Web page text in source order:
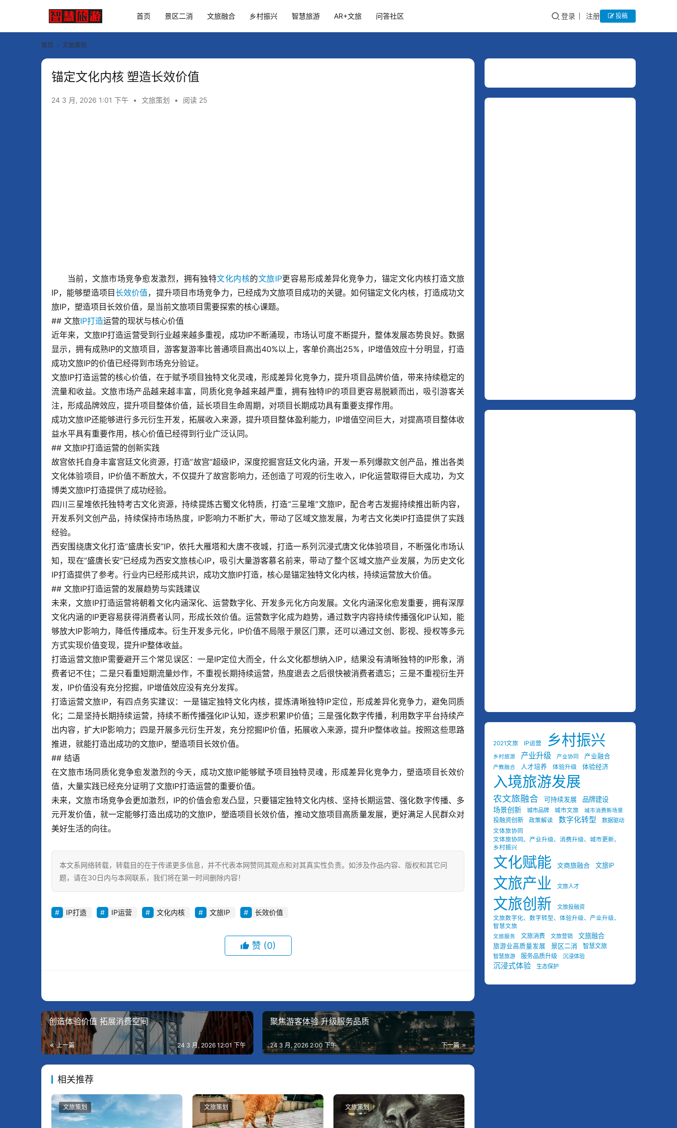
首页 景区二消 文旅融合 乡村振兴 智慧旅游 AR+文旅 问答社区 登录 注册 投稿
首页 文旅策划
锚定文化内核 塑造长效价值
24 3 月, 2026 1:01 下午 • 文旅策划 • 阅读 25
当前，文旅市场竞争愈发激烈，拥有独特文化内核的文旅IP更容易形成差异化竞争力，锚定文化内核打造文旅
IP，能够塑造项目长效价值，提升项目市场竞争力，已经成为文旅项目成功的关键。如何锚定文化内核，打造成功文
旅IP，塑造项目长效价值，是当前文旅项目需要探索的核心课题。
## 文旅IP打造运营的现状与核心价值
近年来，文旅IP打造运营受到行业越来越多重视，成功IP不断涌现，市场认可度不断提升，整体发展态势良好。数据
显示，拥有成熟IP的文旅项目，游客复游率比普通项目高出40%以上，客单价高出25%，IP增值效应十分明显，打造
成功文旅IP的价值已经得到市场充分验证。
文旅IP打造运营的核心价值，在于赋予项目独特文化灵魂，形成差异化竞争力，提升项目品牌价值，带来持续稳定的
流量和收益。文旅市场产品越来越丰富，同质化竞争越来越严重，拥有独特IP的项目更容易脱颖而出，吸引游客关
注，形成品牌效应，提升项目整体价值，延长项目生命周期，对项目长期成功具有重要支撑作用。
成功文旅IP还能够进行多元衍生开发，拓展收入来源，提升项目整体盈利能力，IP增值空间巨大，对提高项目整体收
益水平具有重要作用，核心价值已经得到行业广泛认同。
## 文旅IP打造运营的创新实践
故宫依托自身丰富宫廷文化资源，打造”故宫”超级IP，深度挖掘宫廷文化内涵，开发一系列爆款文创产品，推出各类
文化体验项目，IP价值不断放大，不仅提升了故宫影响力，还创造了可观的衍生收入，IP化运营取得巨大成功，为文
博类文旅IP打造提供了成功经验。
四川三星堆依托独特考古文化资源，持续提炼古蜀文化特质，打造”三星堆”文旅IP，配合考古发掘持续推出新内容，
开发系列文创产品，持续保持市场热度，IP影响力不断扩大，带动了区域文旅发展，为考古文化类IP打造提供了实践
经验。
西安围绕唐文化打造”盛唐长安”IP，依托大雁塔和大唐不夜城，打造一系列沉浸式唐文化体验项目，不断强化市场认
知，现在”盛唐长安”已经成为西安文旅核心IP，吸引大量游客慕名前来，带动了整个区域文旅产业发展，为历史文化
IP打造提供了参考。行业内已经形成共识，成功文旅IP打造，核心是锚定独特文化内核，持续运营放大价值。
## 文旅IP打造运营的发展趋势与实践建议
未来，文旅IP打造运营将朝着文化内涵深化、运营数字化、开发多元化方向发展。文化内涵深化愈发重要，拥有深厚
文化内涵的IP更容易获得消费者认同，形成长效价值。运营数字化成为趋势，通过数字内容持续传播强化IP认知，能
够放大IP影响力，降低传播成本。衍生开发多元化，IP价值不局限于景区门票，还可以通过文创、影视、授权等多元
方式实现价值变现，提升IP整体收益。
打造运营文旅IP需要避开三个常见误区：一是IP定位大而全，什么文化都想纳入IP，结果没有清晰独特的IP形象，消
费者记不住；二是只看重短期流量炒作，不重视长期持续运营，热度退去之后很快被消费者遗忘；三是不重视衍生开
发，IP价值没有充分挖掘，IP增值效应没有充分发挥。
打造运营文旅IP，有四点务实建议：一是锚定独特文化内核，提炼清晰独特IP定位，形成差异化竞争力，避免同质
化；二是坚持长期持续运营，持续不断传播强化IP认知，逐步积累IP价值；三是强化数字传播，利用数字平台持续产
出内容，扩大IP影响力；四是开展多元衍生开发，充分挖掘IP价值，拓展收入来源，提升IP整体收益。按照这些思路
推进，就能打造出成功的文旅IP，塑造项目长效价值。
## 结语
在文旅市场同质化竞争愈发激烈的今天，成功文旅IP能够赋予项目独特灵魂，形成差异化竞争力，塑造项目长效价
值，大量实践已经充分证明了文旅IP打造运营的重要价值。
未来，文旅市场竞争会更加激烈，IP的价值会愈发凸显，只要锚定独特文化内核、坚持长期运营、强化数字传播、多
元开发价值，就一定能够打造出成功的文旅IP，塑造项目长效价值，推动文旅项目高质量发展，更好满足人民群众对
美好生活的向往。
本文系网络转载，转载目的在于传递更多信息，并不代表本网赞同其观点和对其真实性负责。如涉及作品内容、版权和其它问
题，请在30日内与本网联系，我们将在第一时间删除内容！
IP打造 IP运营 文化内核 文旅IP 长效价值
赞 (0)
创造体验价值 拓展消费空间
上一篇 24 3 月, 2026 12:01 下午
聚焦游客体验 升级服务品质
下一篇
24 3 月, 2026 2:00 下午
相关推荐
文旅策划 文旅策划 文旅策划
2021文旅 IP运营 乡村振兴
乡村旅游 产业升级 产业协同 产业融合
产教融合 人才培养 体验升级 体验经济
入境旅游发展
农文旅融合 可持续发展 品牌建设
场景创新 城市品牌 城市文旅 城市消费新场景
投融资创新 政策解读 数字化转型
数据驱动
文体旅协同
文体旅协同、产业升级、消费升级、城市更新、
乡村振兴
文化赋能 文商旅融合 文旅IP
文旅产业 文旅人才
文旅创新
文旅投融资
文旅数字化、数字转型、体验升级、产业升级、
智慧文旅
文旅服务 文旅消费 文旅营销 文旅融合
旅游业高质量发展 景区二消 智慧文旅
智慧旅游 服务品质升级 沉浸体验
沉浸式体验 生态保护